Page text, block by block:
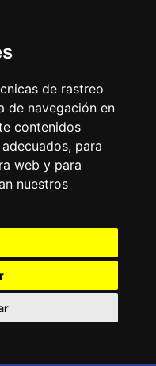
de rastreo
de navegación en
contenidos
para
web y para
nuestros